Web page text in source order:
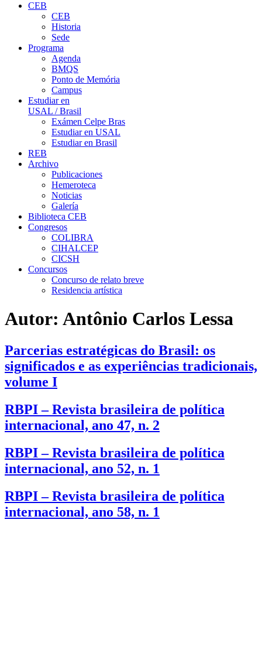
CEB
CEB
Historia
Sede
Programa
Agenda
BMQS
Ponto de Memória
Campus
Estudiar en
USAL / Brasil
Exámen Celpe Bras
Estudiar en USAL
Estudiar en Brasil
REB
Archivo
Publicaciones
Hemeroteca
Noticias
Galería
Biblioteca CEB
Congresos
COLIBRA
CIHALCEP
CICSH
Concursos
Concurso de relato breve
Residencia artística
Autor: Antônio Carlos Lessa
Parcerias estratégicas do Brasil: os
significados e as experiências tradicionais,
volume I
RBPI – Revista brasileira de política
internacional, ano 47, n. 2
RBPI – Revista brasileira de política
internacional, ano 52, n. 1
RBPI – Revista brasileira de política
internacional, ano 58, n. 1